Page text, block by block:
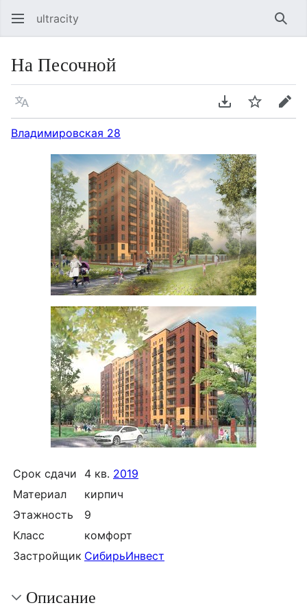
ultracity
На Песочной
Язык Скачать PDF
Следить
Владимировская 28
Срок сдачи 4 кв. 2019
Материал
кирпич
Этажность
9
Класс
комфорт
Застройщик СибирьИнвест
Описание